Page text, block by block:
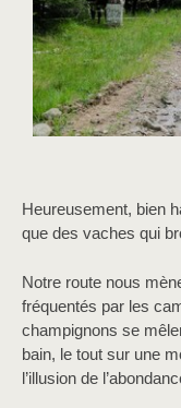
Heureusement, bien
que des vaches qui
Notre route nous
fréquentés par les
champignons se
bain, le tout sur une
l’illusion de